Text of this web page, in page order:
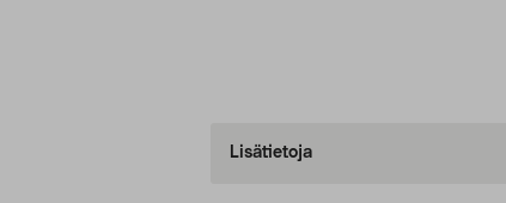
Lisätietoja